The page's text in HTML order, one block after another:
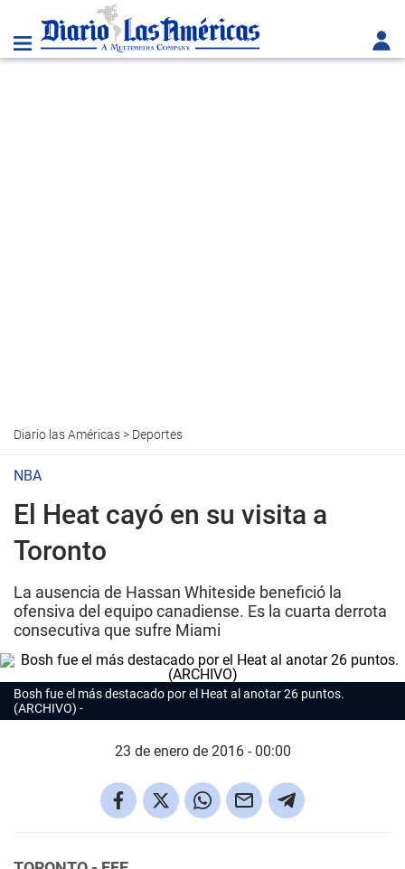
Diario las Américas> Deportes
NBA
El Heat cayó en su visita a
Toronto
La ausencia de Hassan Whiteside benefició la
ofensiva del equipo canadiense. Es la cuarta derrota
consecutiva que sufre Miami
Bosh fue el más destacado por el Heat al anotar 26 puntos.
(ARCHIVO)
23 de enero de 2016 - 00:00